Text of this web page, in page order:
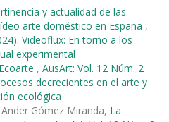
y actualidad de las
arte doméstico en España ,
Videoflux: En torno a los
experimental
Ecoarte , AusArt: Vol. 12 Núm. 2
decrecientes en el arte y
ecológica
Gómez Miranda, La